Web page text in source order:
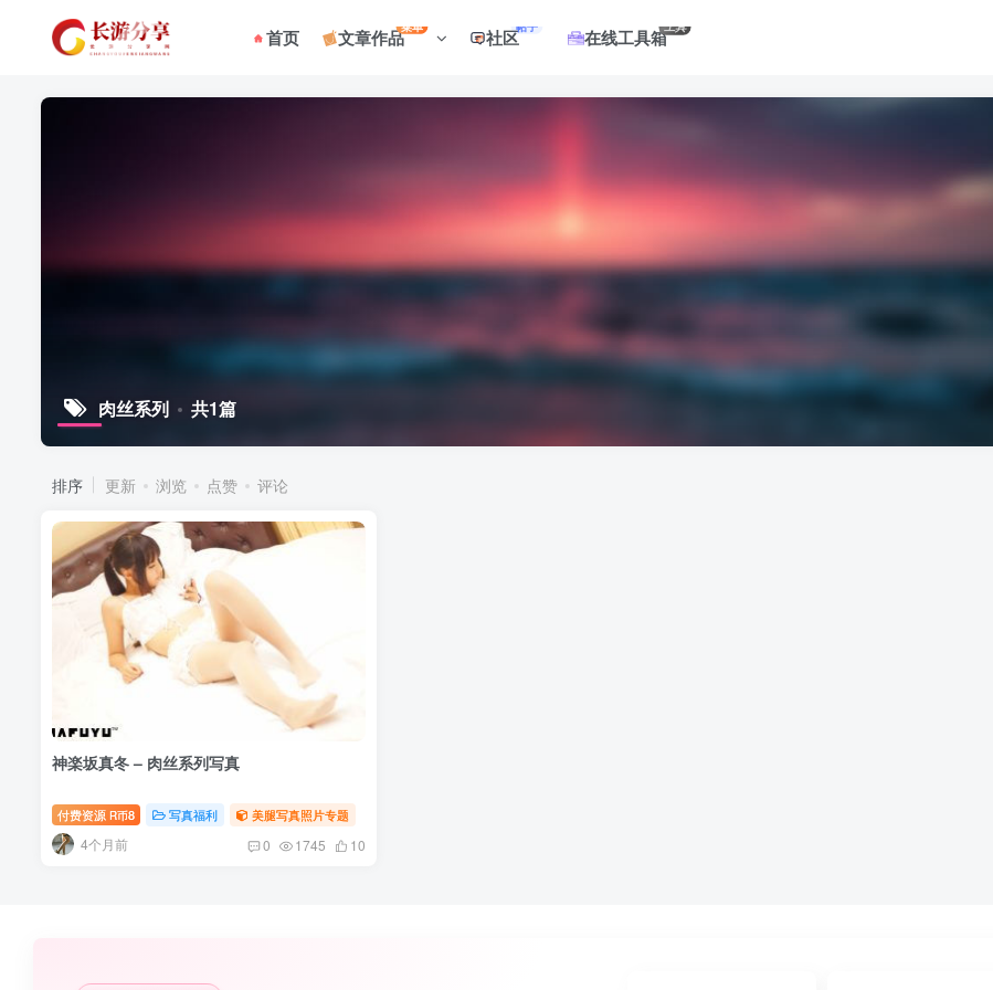
首页 文章作品菜单 社区帖子 在线工具箱工具
肉丝系列 共1篇
排序 更新 浏览 点赞 评论
神楽坂真冬 – 肉丝系列写真
付费资源 R币8 写真福利 美腿写真照片专题
4个月前 0 1745 10